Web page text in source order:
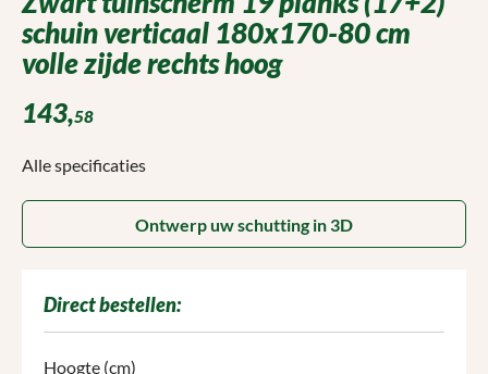
schuin verticaal 180x170-80 cm
volle zijde rechts hoog
143,58
Alle specificaties
Ontwerp uw schutting in 3D
Direct bestellen:
Selecteer
Hoogte (cm)